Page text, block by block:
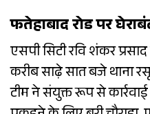
फतेहाबाद रोड पर
एसपी सिटी रवि शंकर
करीब साढ़े सात बजे थाना
टीम ने संयुक्त रूप से